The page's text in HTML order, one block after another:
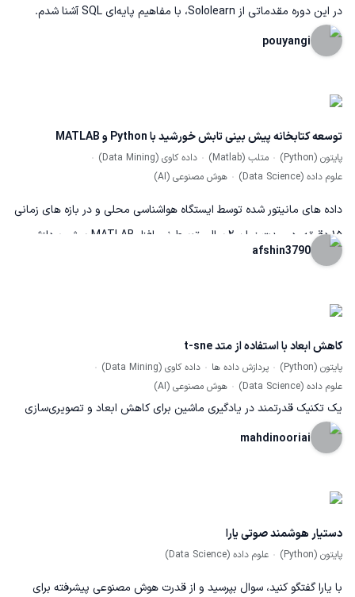
در این دوره مقدماتی از Sololearn، با مفاهیم پایه‌ای SQL آشنا شدم.
یادگیری SQL پیشرفته و پایگاه‌های داده واقعی.
pouyangi
توسعه کتابخانه پیش بینی تابش خورشید با Python و MATLAB
پایتون (Python) متلب (Matlab)
داده کاوی (Data Mining)
علوم داده (Data Science)
هوش مصنوعی (AI)
داده های مانیتور شده توسط ایستگاه هواشناسی محلی و در بازه های زمانی
۱۵ دقیقه، در مدت زمان ۲ سال، توسط نرم افزار MATLAB پیش پردازش
تابش خورشید توسعه داده شد.
afshin3790
کاهش ابعاد با استفاده از متد t-sne
پایتون (Python) پردازش داده ها
داده کاوی (Data Mining)
علوم داده (Data Science)
هوش مصنوعی (AI)
یک تکنیک قدرتمند در یادگیری ماشین برای کاهش ابعاد و تصویری‌سازی
داده‌ها
mahdinooriai
دستیار هوشمند صوتی یارا
پایتون (Python) علوم داده (Data Science)
با یارا گفتگو کنید، سوال بپرسید و از قدرت هوش مصنوعی پیشرفته برای